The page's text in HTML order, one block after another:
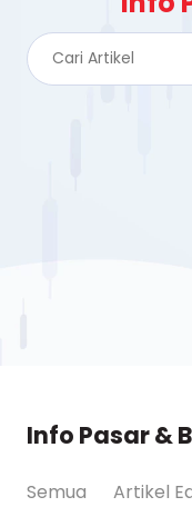
Info Pasar &
Semua Artikel